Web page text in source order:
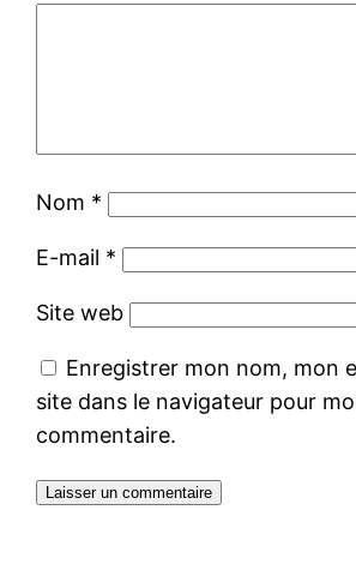
Nom *
E-mail *
Site web
Enregistrer mon nom, mon
site dans le navigateur pour
commentaire.